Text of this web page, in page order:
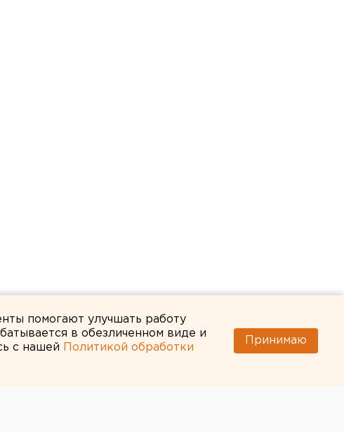
помогают улучшать работу
в обезличенном виде и
с нашей
Политикой обработки
Принимаю